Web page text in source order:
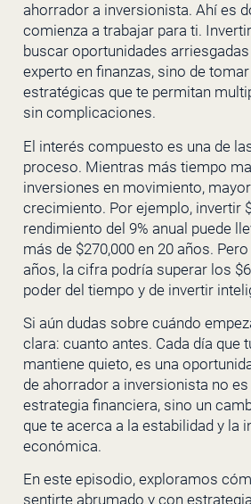
ahorrador a inversionista. Ahí es
comienza a trabajar para ti.
buscar oportunidades
experto en finanzas, sino de
estratégicas que te permitan
sin complicaciones.
El interés compuesto es una de
proceso. Mientras más tiempo
inversiones en movimiento,
crecimiento. Por ejemplo, invertir
rendimiento del 9% anual puede
más de $270,000 en 20 años.
años, la cifra podría superar los
poder del tiempo y de invertir
Si aún dudas sobre cuándo
clara: cuanto antes. Cada día que
mantiene quieto, es una
de ahorrador a inversionista no
estrategia financiera, sino un
que te acerca a la estabilidad y la
económica.
En este episodio, exploramos
sentirte abrumado y con